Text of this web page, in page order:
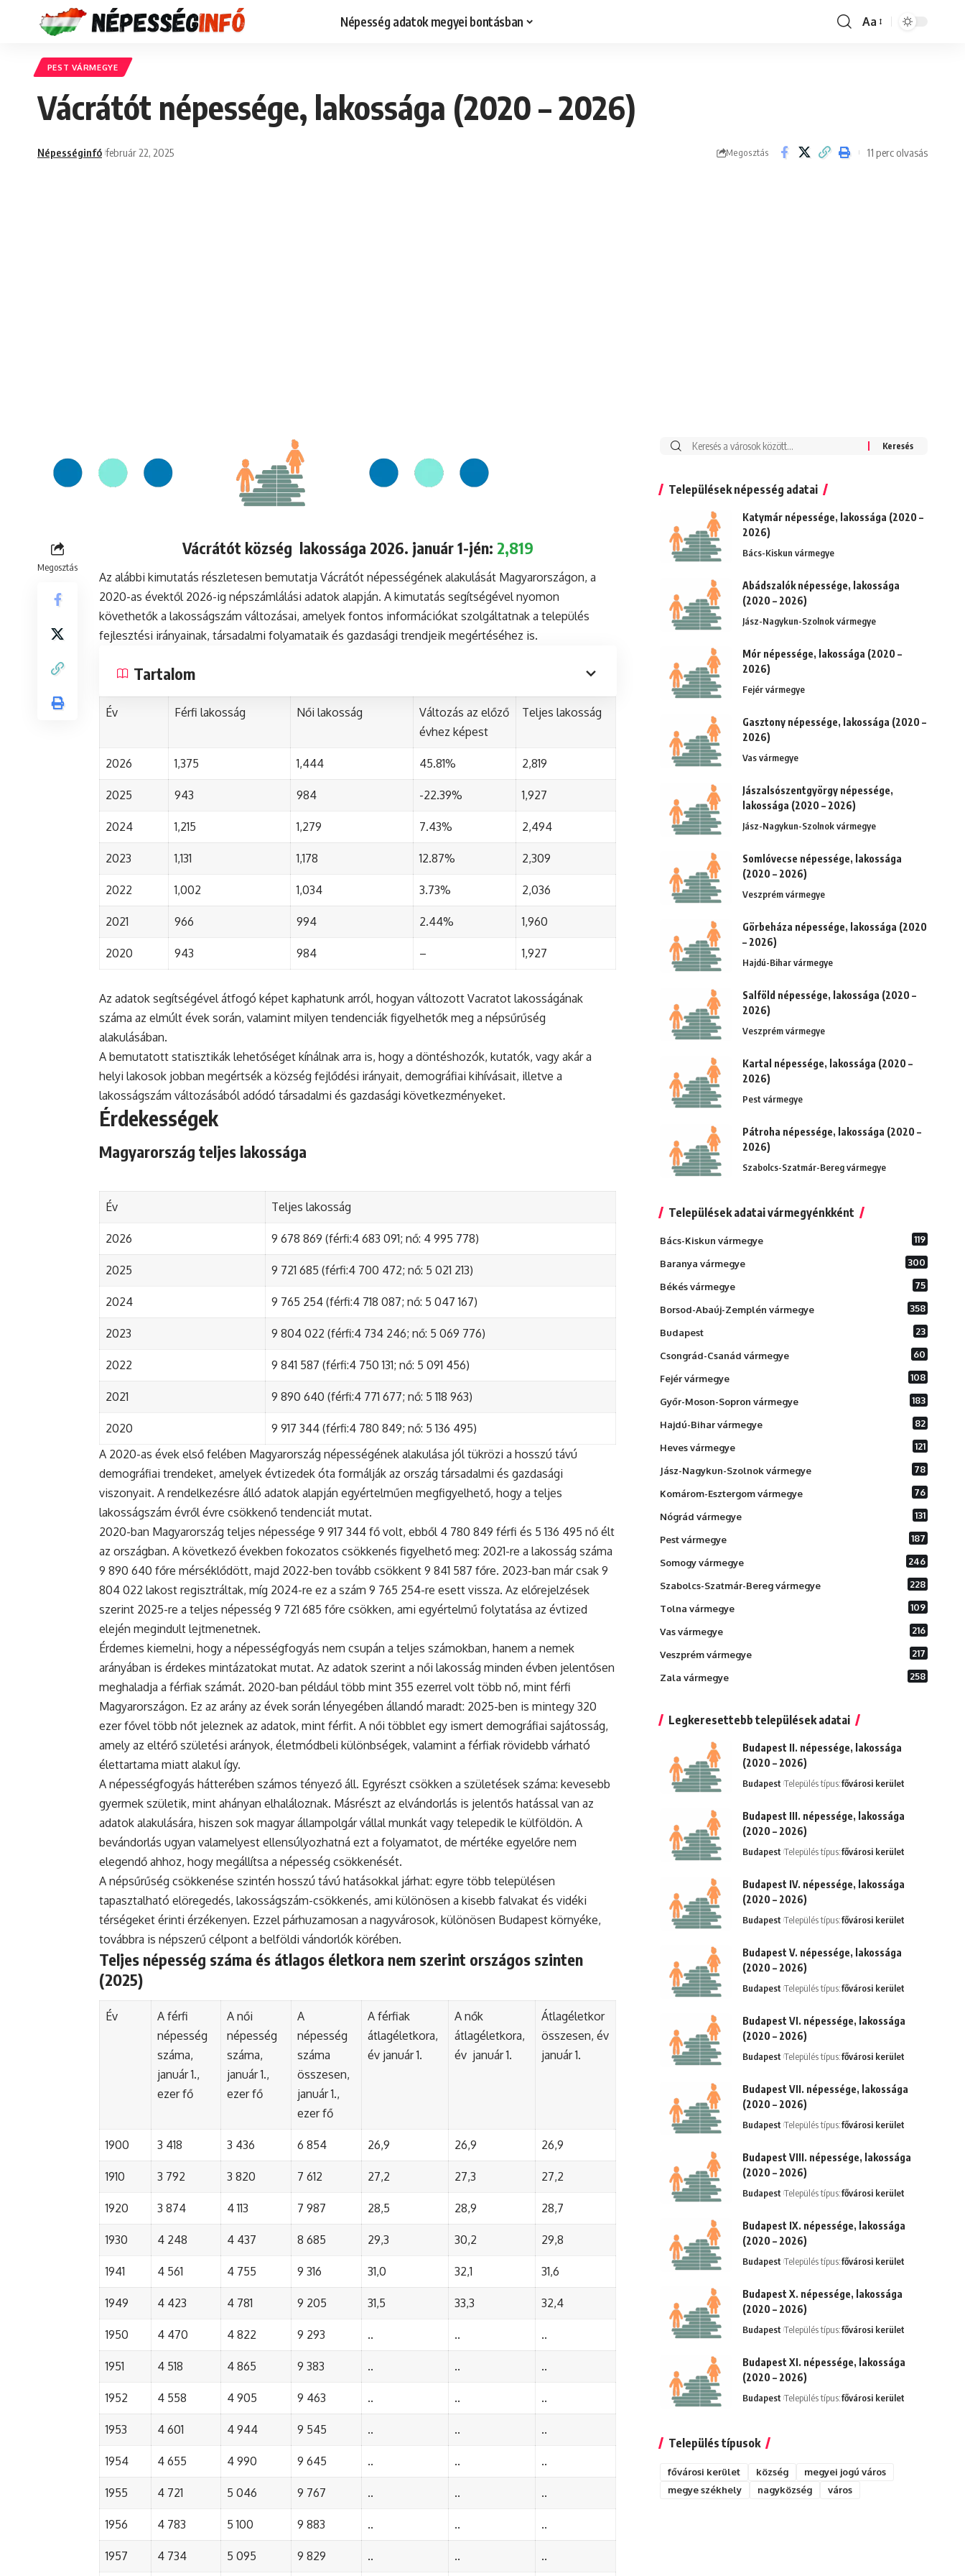
Népesség adatok megyei bontásban
Font
Aa
PEST VÁRMEGYE
Vácrátót népessége, lakossága (2020 – 2026)
Népességinfó február 22, 2025 Megosztás 11 perc olvasás
Megosztás
Vácrátót község lakossága 2026. január 1-jén: 2,819
Az alábbi kimutatás részletesen bemutatja Vácrátót népességének alakulását Magyarországon, a
2020-as évektől 2026-ig népszámlálási adatok alapján. A kimutatás segítségével nyomon
követhetők a lakosságszám változásai, amelyek fontos információkat szolgáltatnak a település
fejlesztési irányainak, társadalmi folyamataik és gazdasági trendjeik megértéséhez is.
Tartalom
Év Férfi lakosság Női lakosság
Változás az előző
évhez képest
Teljes lakosság
2026 1,375 1,444 45.81% 2,819
2025 943 984 -22.39% 1,927
2024 1,215 1,279 7.43% 2,494
2023 1,131 1,178 12.87% 2,309
2022 1,002 1,034 3.73% 2,036
2021 966 994 2.44% 1,960
2020 943 984 – 1,927
Az adatok segítségével átfogó képet kaphatunk arról, hogyan változott Vacratot lakosságának
száma az elmúlt évek során, valamint milyen tendenciák figyelhetők meg a népsűrűség
alakulásában.
A bemutatott statisztikák lehetőséget kínálnak arra is, hogy a döntéshozók, kutatók, vagy akár a
helyi lakosok jobban megértsék a község fejlődési irányait, demográfiai kihívásait, illetve a
lakosságszám változásából adódó társadalmi és gazdasági következményeket.
Érdekességek
Magyarország teljes lakossága
Év Teljes lakosság
2026 9 678 869 (férfi:4 683 091; nő: 4 995 778)
2025 9 721 685 (férfi:4 700 472; nő: 5 021 213)
2024 9 765 254 (férfi:4 718 087; nő: 5 047 167)
2023 9 804 022 (férfi:4 734 246; nő: 5 069 776)
2022 9 841 587 (férfi:4 750 131; nő: 5 091 456)
2021 9 890 640 (férfi:4 771 677; nő: 5 118 963)
2020
9 917 344 (férfi:4 780 849; nő: 5 136 495)
A 2020-as évek első felében Magyarország népességének alakulása jól tükrözi a hosszú távú
demográfiai trendeket, amelyek évtizedek óta formálják az ország társadalmi és gazdasági
viszonyait. A rendelkezésre álló adatok alapján egyértelműen megfigyelhető, hogy a teljes
lakosságszám évről évre csökkenő tendenciát mutat.
2020-ban Magyarország teljes népessége 9 917 344 fő volt, ebből 4 780 849 férfi és 5 136 495 nő élt
az országban. A következő években fokozatos csökkenés figyelhető meg: 2021-re a lakosság száma
9 890 640 főre mérséklődött, majd 2022-ben tovább csökkent 9 841 587 főre. 2023-ban már csak 9
804 022 lakost regisztráltak, míg 2024-re ez a szám 9 765 254-re esett vissza. Az előrejelzések
szerint 2025-re a teljes népesség 9 721 685 főre csökken, ami egyértelmű folytatása az évtized
elején megindult lejtmenetnek.
Érdemes kiemelni, hogy a népességfogyás nem csupán a teljes számokban, hanem a nemek
arányában is érdekes mintázatokat mutat. Az adatok szerint a női lakosság minden évben jelentősen
meghaladja a férfiak számát. 2020-ban például több mint 355 ezerrel volt több nő, mint férfi
Magyarországon. Ez az arány az évek során lényegében állandó maradt: 2025-ben is mintegy 320
ezer fővel több nőt jeleznek az adatok, mint férfit. A női többlet egy ismert demográfiai sajátosság,
amely az eltérő születési arányok, életmódbeli különbségek, valamint a férfiak rövidebb várható
élettartama miatt alakul így.
A népességfogyás hátterében számos tényező áll. Egyrészt csökken a születések száma: kevesebb
gyermek születik, mint ahányan elhaláloznak. Másrészt az elvándorlás is jelentős hatással van az
adatok alakulására, hiszen sok magyar állampolgár vállal munkát vagy telepedik le külföldön. A
bevándorlás ugyan valamelyest ellensúlyozhatná ezt a folyamatot, de mértéke egyelőre nem
elegendő ahhoz, hogy megállítsa a népesség csökkenését.
A népsűrűség csökkenése szintén hosszú távú hatásokkal járhat: egyre több településen
tapasztalható elöregedés, lakosságszám-csökkenés, ami különösen a kisebb falvakat és vidéki
térségeket érinti érzékenyen. Ezzel párhuzamosan a nagyvárosok, különösen Budapest környéke,
továbbra is népszerű célpont a belföldi vándorlók körében.
Teljes népesség száma és átlagos életkora nem szerint országos szinten
(2025)
Év
A férfi
népesség
száma,
január 1.,
ezer fő
A női
népesség
száma,
január 1.,
ezer fő
A
népesség
száma
összesen,
január 1.,
ezer fő
A férfiak
átlagéletkora,
év január 1.
A nők
átlagéletkora,
év január 1.
Átlagéletkor
összesen, év
január 1.
1900 3 418 3 436 6 854 26,9 26,9 26,9
1910 3 792 3 820 7 612 27,2 27,3 27,2
1920 3 874 4 113 7 987 28,5 28,9 28,7
1930 4 248 4 437 8 685 29,3 30,2 29,8
1941 4 561 4 755 9 316 31,0 32,1 31,6
1949 4 423 4 781 9 205 31,5 33,3 32,4
1950 4 470 4 822 9 293 .. .. ..
1951 4 518 4 865 9 383 .. .. ..
1952 4 558 4 905 9 463 .. .. ..
1953 4 601 4 944 9 545 .. .. ..
1954 4 655 4 990 9 645 .. .. ..
1955 4 721 5 046 9 767 .. .. ..
1956 4 783 5 100 9 883 .. .. ..
1957 4 734 5 095 9 829 .. .. ..
Keresés:
Települések népesség adatai
Katymár népessége, lakossága (2020 –
2026)
Bács-Kiskun vármegye
Abádszalók népessége, lakossága
(2020 – 2026)
Jász-Nagykun-Szolnok vármegye
Mór népessége, lakossága (2020 –
2026)
Fejér vármegye
Gasztony népessége, lakossága (2020 –
2026)
Vas vármegye
Jászalsószentgyörgy népessége,
lakossága (2020 – 2026)
Jász-Nagykun-Szolnok vármegye
Somlóvecse népessége, lakossága
(2020 – 2026)
Veszprém vármegye
Görbeháza népessége, lakossága (2020
– 2026)
Hajdú-Bihar vármegye
Salföld népessége, lakossága (2020 –
2026)
Veszprém vármegye
Kartal népessége, lakossága (2020 –
2026)
Pest vármegye
Pátroha népessége, lakossága (2020 –
2026)
Szabolcs-Szatmár-Bereg vármegye
Települések adatai vármegyénkként
Bács-Kiskun vármegye 119
Baranya vármegye 300
Békés vármegye 75
Borsod-Abaúj-Zemplén vármegye 358
Budapest 23
Csongrád-Csanád vármegye 60
Fejér vármegye 108
Győr-Moson-Sopron vármegye 183
Hajdú-Bihar vármegye 82
Heves vármegye 121
Jász-Nagykun-Szolnok vármegye 78
Komárom-Esztergom vármegye 76
Nógrád vármegye 131
Pest vármegye 187
Somogy vármegye 246
Szabolcs-Szatmár-Bereg vármegye 228
Tolna vármegye 109
Vas vármegye 216
Veszprém vármegye 217
Zala vármegye 258
Legkeresettebb települések adatai
Budapest II. népessége, lakossága
(2020 – 2026)
Budapest Település típus:fővárosi kerület
Budapest III. népessége, lakossága
(2020 – 2026)
Budapest Település típus:fővárosi kerület
Budapest IV. népessége, lakossága
(2020 – 2026)
Budapest Település típus:fővárosi kerület
Budapest V. népessége, lakossága
(2020 – 2026)
Budapest Település típus:fővárosi kerület
Budapest VI. népessége, lakossága
(2020 – 2026)
Budapest Település típus:fővárosi kerület
Budapest VII. népessége, lakossága
(2020 – 2026)
Budapest Település típus:fővárosi kerület
Budapest VIII. népessége, lakossága
(2020 – 2026)
Budapest Település típus:fővárosi kerület
Budapest IX. népessége, lakossága
(2020 – 2026)
Budapest Település típus:fővárosi kerület
Budapest X. népessége, lakossága
(2020 – 2026)
Budapest Település típus:fővárosi kerület
Budapest XI. népessége, lakossága
(2020 – 2026)
Budapest Település típus:fővárosi kerület
Település típusok
fővárosi kerület község
megyei jogú város
megye székhely
nagyközség város